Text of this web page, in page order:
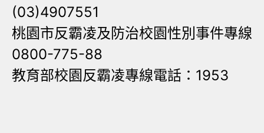
(03)4907551
桃園市反霸凌及防治校園性別事件專線
0800-775-88
教育部校園反霸凌專線電話：1953